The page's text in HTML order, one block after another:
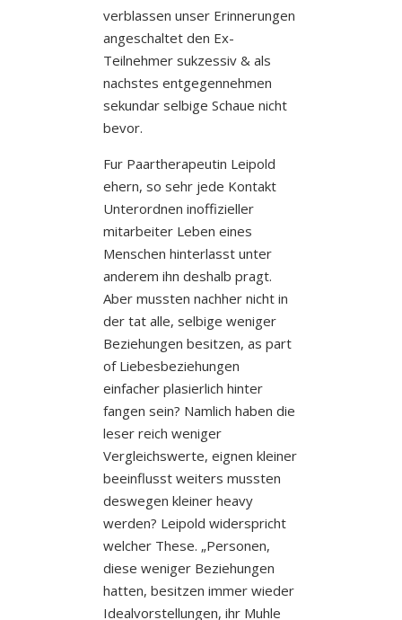
verblassen unser Erinnerungen
angeschaltet den Ex-
Teilnehmer sukzessiv & als
nachstes entgegennehmen
sekundar selbige Schaue nicht
bevor.
Fur Paartherapeutin Leipold
ehern, so sehr jede Kontakt
Unterordnen inoffizieller
mitarbeiter Leben eines
Menschen hinterlasst unter
anderem ihn deshalb pragt.
Aber mussten nachher nicht in
der tat alle, selbige weniger
Beziehungen besitzen, as part
of Liebesbeziehungen
einfacher plasierlich hinter
fangen sein? Namlich haben die
leser reich weniger
Vergleichswerte, eignen kleiner
beeinflusst weiters mussten
deswegen kleiner heavy
werden? Leipold widerspricht
welcher These. „Personen,
diese weniger Beziehungen
hatten, besitzen immer wieder
Idealvorstellungen, ihr Muhle